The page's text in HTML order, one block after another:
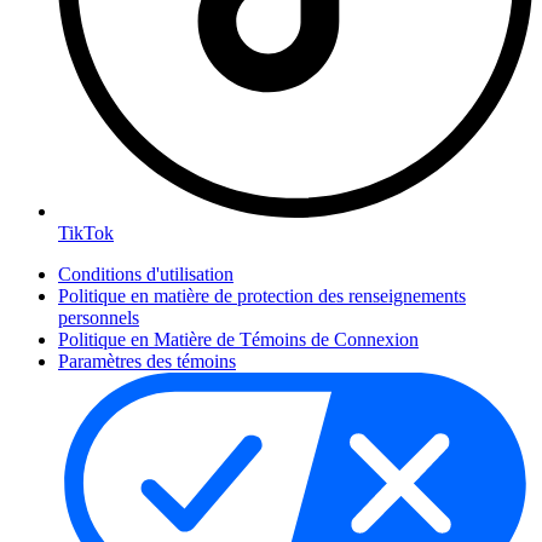
TikTok
Conditions d'utilisation
Politique en matière de protection des renseignements
personnels
Politique en Matière de Témoins de Connexion
Paramètres des témoins